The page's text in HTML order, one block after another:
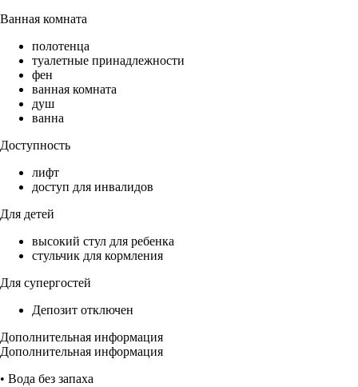
Ванная комната
полотенца
туалетные принадлежности
фен
ванная комната
душ
ванна
Доступность
лифт
доступ для инвалидов
Для детей
высокий стул для ребенка
стульчик для кормления
Для супергостей
Депозит отключен
Дополнительная информация
Дополнительная информация
• Вода без запаха